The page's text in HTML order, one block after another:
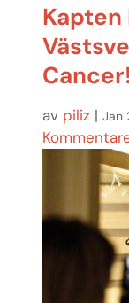
Kapten
Cancer!
av piliz | Jan